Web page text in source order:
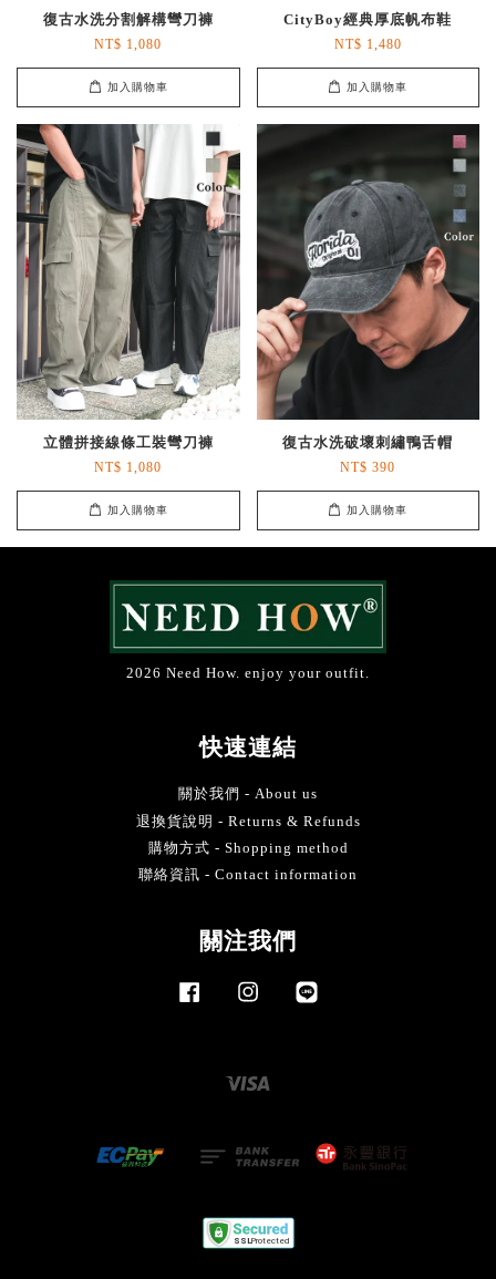
復古水洗分割解構彎刀褲
NT$ 1,080
加入購物車
CityBoy經典厚底帆布鞋
NT$ 1,480
加入購物車
立體拼接線條工裝彎刀褲
NT$ 1,080
加入購物車
復古水洗破壞刺繡鴨舌帽
NT$ 390
加入購物車
2026 Need How. enjoy your outfit.
快速連結
關於我們 - About us
退換貨說明 - Returns & Refunds
購物方式 - Shopping method
聯絡資訊 - Contact information
關注我們
Facebook Instagram